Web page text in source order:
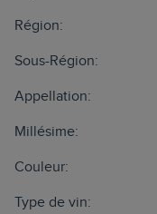
Région:
Sous-Région:
Appellation:
Millésime:
Couleur:
Type de vin: